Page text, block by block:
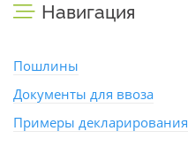
Навигация
Пошлины
Документы для ввоза
Примеры декларирования